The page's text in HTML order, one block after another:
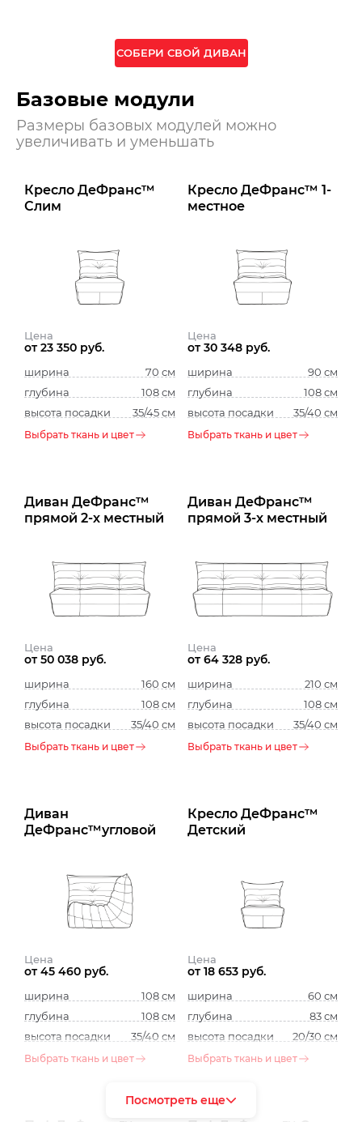
СОБЕРИ СВОЙ ДИВАН
Базовые модули
Размеры базовых модулей можно
увеличивать и уменьшать
Кресло ДеФранс™️
Слим
Цена
от 23 350 руб.
ширина
70 см
глубина
108 см
высота посадки
35/45 см
Выбрать ткань и цвет
Кресло ДеФранс™️ 1-
местное
Цена
от 30 348 руб.
ширина
90 см
глубина
108 см
высота посадки
35/40 см
Выбрать ткань и цвет
Диван ДеФранс™️
прямой 2-х местный
Цена
от 50 038 руб.
ширина
160 см
глубина
108 см
высота посадки
35/40 см
Выбрать ткань и цвет
Диван ДеФранс™️
прямой 3-х местный
Цена
от 64 328 руб.
ширина
210 см
глубина
108 см
высота посадки
35/40 см
Выбрать ткань и цвет
Диван
ДеФранс™️угловой
Цена
от 45 460 руб.
ширина
108 см
глубина
108 см
высота посадки
35/40 см
Выбрать ткань и цвет
Кресло ДеФранс™️
Детский
Цена
от 18 653 руб.
ширина
60 см
глубина
83 см
высота посадки
20/30 см
Выбрать ткань и цвет
Посмотреть еще